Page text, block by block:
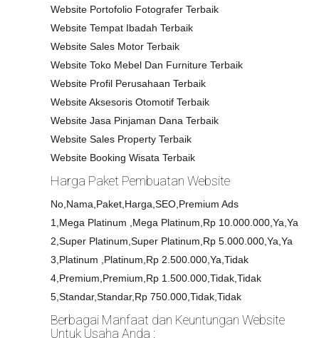
Website Portofolio Fotografer Terbaik
Website Tempat Ibadah Terbaik
Website Sales Motor Terbaik
Website Toko Mebel Dan Furniture Terbaik
Website Profil Perusahaan Terbaik
Website Aksesoris Otomotif Terbaik
Website Jasa Pinjaman Dana Terbaik
Website Sales Property Terbaik
Website Booking Wisata Terbaik
Harga Paket Pembuatan Website
No,Nama,Paket,Harga,SEO,Premium Ads
1,Mega Platinum ,Mega Platinum,Rp 10.000.000,Ya,Ya
2,Super Platinum,Super Platinum,Rp 5.000.000,Ya,Ya
3,Platinum ,Platinum,Rp 2.500.000,Ya,Tidak
4,Premium,Premium,Rp 1.500.000,Tidak,Tidak
5,Standar,Standar,Rp 750.000,Tidak,Tidak
Berbagai Manfaat dan Keuntungan Website
Untuk Usaha Anda :